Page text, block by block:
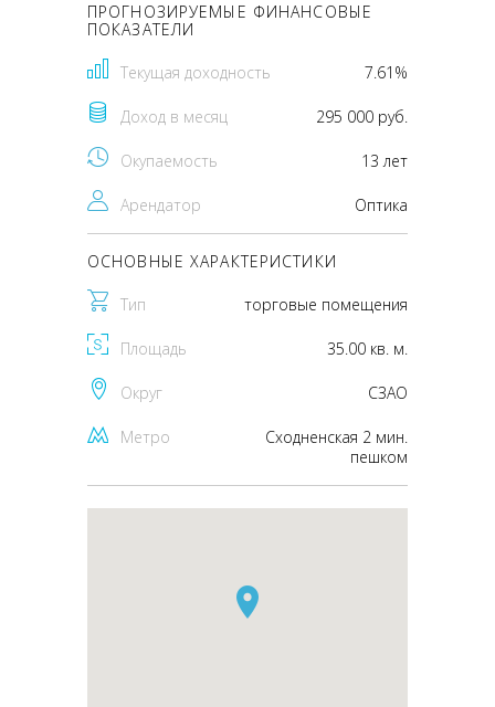
ПРОГНОЗИРУЕМЫЕ ФИНАНСОВЫЕ
ПОКАЗАТЕЛИ
Текущая доходность 7.61%
Доход в месяц 295 000 руб.
Окупаемость 13 лет
Арендатор Оптика
ОСНОВНЫЕ ХАРАКТЕРИСТИКИ
Тип торговые помещения
Площадь 35.00 кв. м.
Округ CЗАО
Метро
Сходненская 2 мин.
пешком